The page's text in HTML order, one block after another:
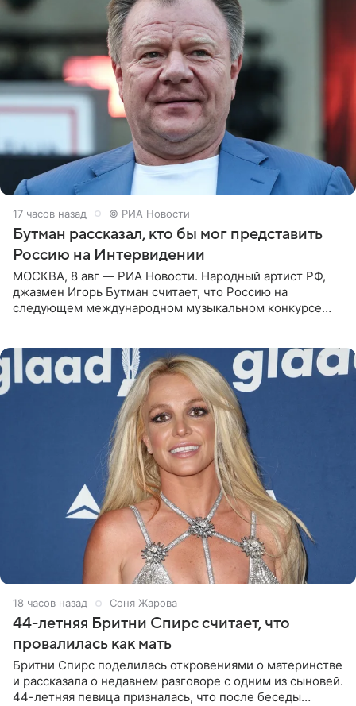
17 часов назад © РИА Новости
Бутман рассказал, кто бы мог представить
Россию на Интервидении
МОСКВА, 8 авг — РИА Новости. Народный артист РФ,
джазмен Игорь Бутман считает, что Россию на
следующем международном музыкальном конкурсе
18 часов назад Соня Жарова
44-летняя Бритни Спирс считает, что
провалилась как мать
Бритни Спирс поделилась откровениями о материнстве
и рассказала о недавнем разговоре с одним из сыновей.
44-летняя певица призналась, что после беседы